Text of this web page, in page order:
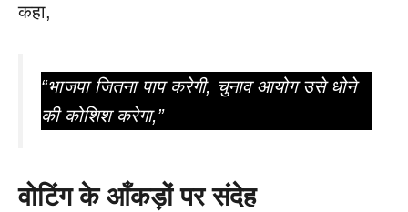
कहा,
“भाजपा जितना पाप करेगी, चुनाव आयोग उसे धोने
की कोशिश करेगा,”
वोटिंग के आँकड़ों पर संदेह